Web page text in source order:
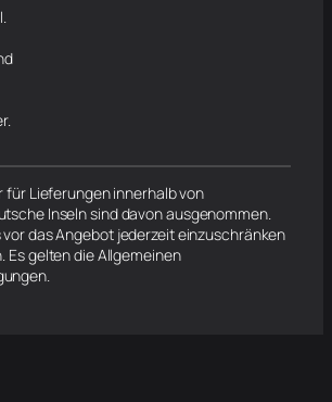
für Lieferungen innerhalb von
Inseln sind davon ausgenommen.
das Angebot jederzeit einzuschränken
Es gelten die Allgemeinen